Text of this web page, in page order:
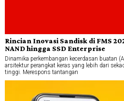
Rincian Inovasi Sandisk di FMS
NAND hingga SSD Enterprise
Dinamika perkembangan kecerdasan buatan
arsitektur perangkat keras yang lebih dari
tinggi. Merespons tantangan